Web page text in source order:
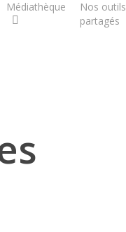
Médiathèque
Nos outils
partagés